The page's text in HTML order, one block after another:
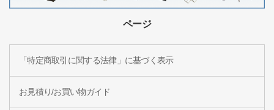
ページ
「特定商取引に関する法律」に基づく表示
お見積り/お買い物ガイド